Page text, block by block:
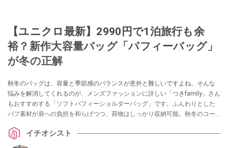
【ユニクロ最新】2990円で1泊旅行も余
裕？新作大容量バッグ「パフィーバッグ」
が冬の正解
秋冬のバッグは、容量と季節感のバランスが意外と難しいですよね。そんな
悩みを解消してくれるのが、メンズファッションに詳しい「つきfamily」さん
もおすすめする「ソフトパフィーショルダーバッグ」です。ふんわりとした
パフ素材が肩への負担を和らげつつ、荷物はしっかり収納可能。秋冬のコー
るのだそう。イチオシスト